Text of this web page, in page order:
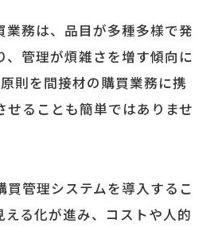
業務は、品目が多種多様で発
、管理が煩雑さを増す傾向に
則を間接材の購買業務に携
せることも簡単ではありませ
買管理システムを導入するこ
える化が進み、コストや人的